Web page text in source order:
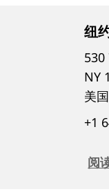
纽
530
NY
美国
+1
阅